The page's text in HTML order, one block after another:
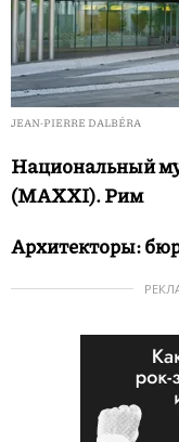
JEAN-PIERRE DALBÉRA
Национальный
(MAXXI). Рим
Архитекторы: